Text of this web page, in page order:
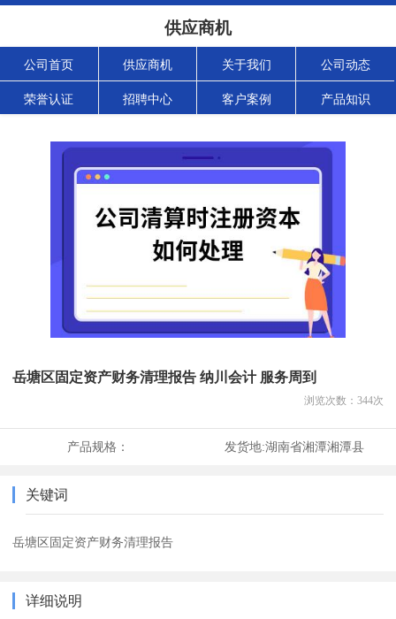
供应商机
公司首页 供应商机 关于我们 公司动态
荣誉认证 招聘中心 客户案例 产品知识
岳塘区固定资产财务清理报告 纳川会计 服务周到
浏览次数： 344次
产品规格： 发货地:湖南省湘潭湘潭县
关键词
岳塘区固定资产财务清理报告
详细说明